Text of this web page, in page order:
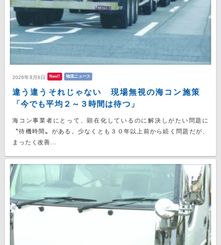
2026年8月6日 New!! 物流ニュース
違う違うそれじゃない 現場無視の海コン施策
「今でも平均２～３時間は待つ」
海コン事業者にとって、顕在化しているのに解決しがたい問題に
〝待機時間〟がある。少なくとも３０年以上前から続く問題だが、
まったく改善...